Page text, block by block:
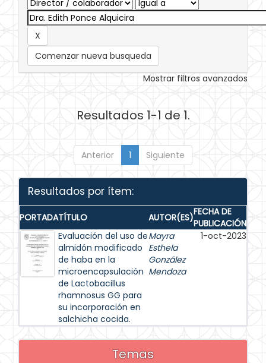
Comenzar nueva busqueda
Mostrar filtros avanzados
Resultados 1-1 de 1.
Anterior 1 Siguiente
Resultados por ítem:
PORTADATÍTULO AUTOR(ES)FECHA DE
PUBLICACIÓN
Evaluación del uso de
almidón modificado
de haba en la
microencapsulación
de Lactobacillus
rhamnosus GG para
su incorporación en
salchicha cocida.
Mayra
Esthela
González
Mendoza
1-oct-2023
Temas